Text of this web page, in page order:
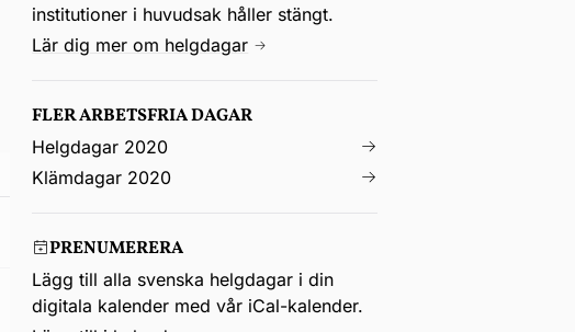
institutioner i huvudsak håller stängt.
Lär dig mer om helgdagar
FLER ARBETSFRIA DAGAR
Helgdagar 2020
Klämdagar 2020
PRENUMERERA
Lägg till alla svenska helgdagar i din
digitala kalender med vår iCal-kalender.